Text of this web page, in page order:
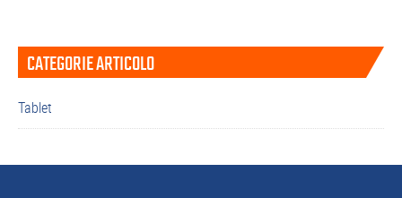
Barra
laterale
primaria
CATEGORIE ARTICOLO
Tablet